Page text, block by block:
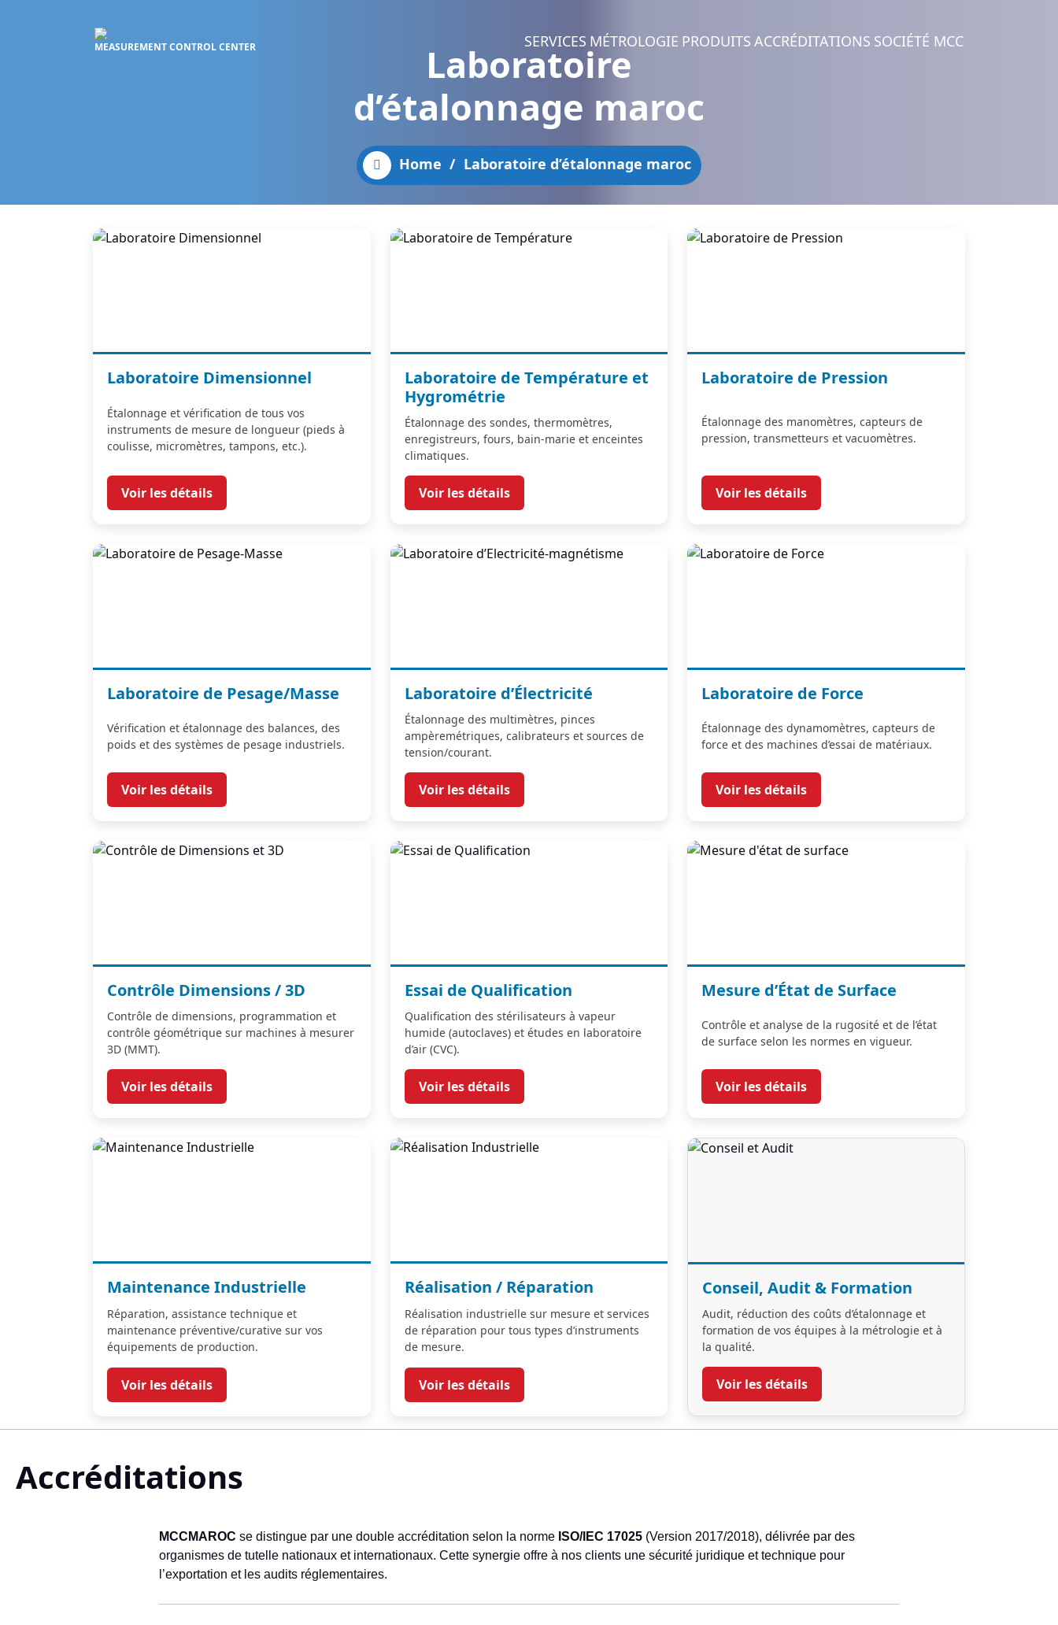
MEASUREMENT CONTROL CENTER SERVICES MÉTROLOGIE PRODUITS ACCRÉDITATIONS SOCIÉTÉ MCC
Laboratoire
d’étalonnage maroc
Home / Laboratoire d’étalonnage maroc
Laboratoire Dimensionnel
Étalonnage et vérification de tous vos
instruments de mesure de longueur (pieds à
coulisse, micromètres, tampons, etc.).
Voir les détails
Laboratoire de Température et
Hygrométrie
Étalonnage des sondes, thermomètres,
enregistreurs, fours, bain-marie et enceintes
climatiques.
Voir les détails
Laboratoire de Pression
Étalonnage des manomètres, capteurs de
pression, transmetteurs et vacuomètres.
Voir les détails
Laboratoire de Pesage/Masse
Vérification et étalonnage des balances, des
poids et des systèmes de pesage industriels.
Voir les détails
Laboratoire d’Électricité
Étalonnage des multimètres, pinces
ampèremétriques, calibrateurs et sources de
tension/courant.
Voir les détails
Laboratoire de Force
Étalonnage des dynamomètres, capteurs de
force et des machines d’essai de matériaux.
Voir les détails
Contrôle Dimensions / 3D
Contrôle de dimensions, programmation et
contrôle géométrique sur machines à mesurer
3D (MMT).
Voir les détails
Essai de Qualification
Qualification des stérilisateurs à vapeur
humide (autoclaves) et études en laboratoire
d’air (CVC).
Voir les détails
Mesure d’État de Surface
Contrôle et analyse de la rugosité et de l’état
de surface selon les normes en vigueur.
Voir les détails
Maintenance Industrielle
Réparation, assistance technique et
maintenance préventive/curative sur vos
équipements de production.
Voir les détails
Réalisation / Réparation
Réalisation industrielle sur mesure et services
de réparation pour tous types d’instruments
de mesure.
Voir les détails
Conseil, Audit & Formation
Audit, réduction des coûts d’étalonnage et
formation de vos équipes à la métrologie et à
la qualité.
Voir les détails
Accréditations
MCCMAROC se distingue par une double accréditation selon la norme ISO/IEC 17025 (Version 2017/2018), délivrée par des
organismes de tutelle nationaux et internationaux. Cette synergie offre à nos clients une sécurité juridique et technique pour
l’exportation et les audits réglementaires.